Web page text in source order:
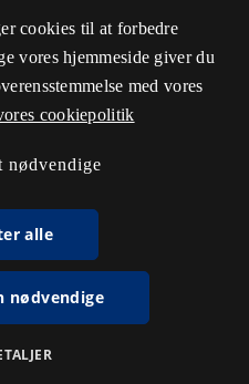
cookies til at forbedre
vores hjemmeside giver du
med vores
cookiepolitik
nødvendige
alle
nødvendige